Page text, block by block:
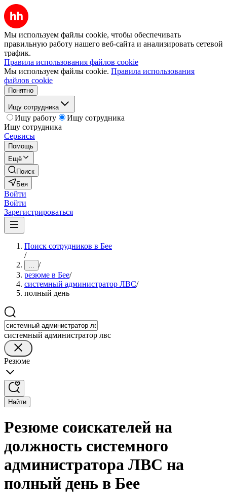
Мы используем файлы cookie, чтобы обеспечивать
правильную работу нашего веб-сайта и анализировать сетевой
трафик.
Правила использования файлов cookie
Мы используем файлы cookie. Правила использования
файлов cookie
Понятно
Ищу сотрудника
Ищу работу
Ищу сотрудника
Ищу сотрудника
Сервисы
Помощь
Ещё
Поиск
Бея
Войти
Войти
Зарегистрироваться
Поиск сотрудников в Бее
/
... /
резюме в Бее/
системный администратор ЛВС/
полный день
системный администратор лвс
Резюме
Найти
Резюме соискателей на
должность системного
администратора ЛВС на
полный день в Бее